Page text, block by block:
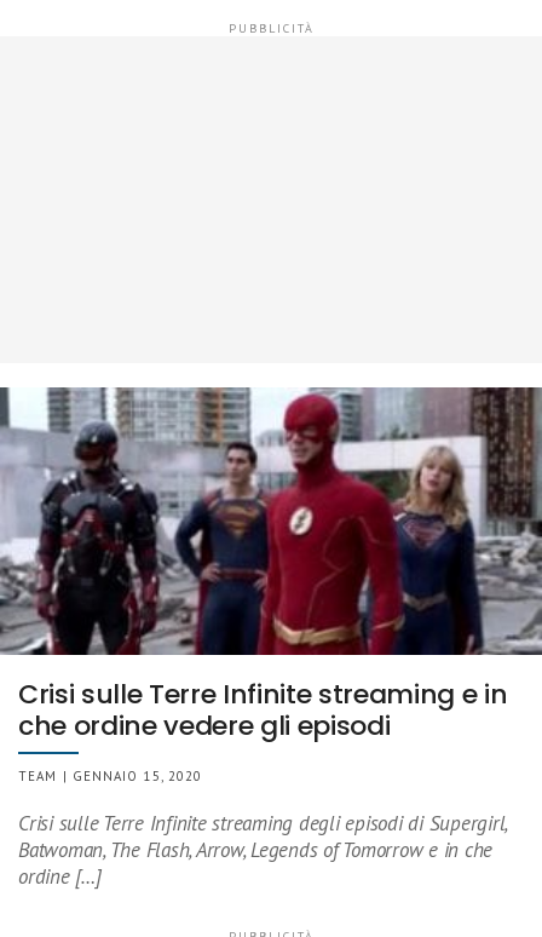
Crisi sulle Terre Infinite streaming e in
che ordine vedere gli episodi
TEAM | GENNAIO 15, 2020
Crisi sulle Terre Infinite streaming degli episodi di Supergirl,
Batwoman, The Flash, Arrow, Legends of Tomorrow e in che
ordine […]